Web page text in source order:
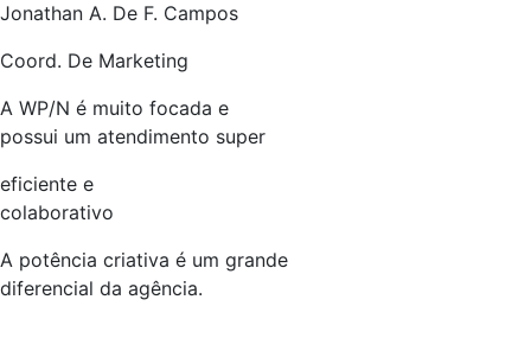
Jonathan A. De F. Campos
Coord. De Marketing
A WP/N é muito focada e
possui um atendimento super
eficiente e
colaborativo
A potência criativa é um grande
diferencial da agência.